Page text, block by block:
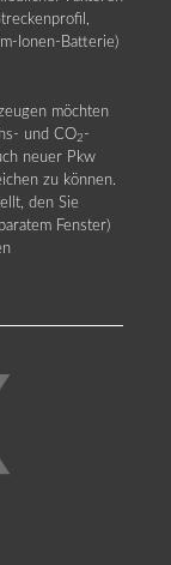
Ionen-Batterie)
möchten
und CO2 -
neuer Pkw
zu können.
den Sie
Fenster)